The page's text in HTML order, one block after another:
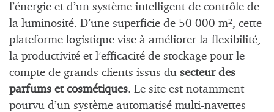
l’énergie et d’un système intelligent de contrôle de
la luminosité. D’une superficie de 50 000 m², cette
plateforme logistique vise à améliorer la flexibilité,
la productivité et l’efficacité de stockage pour le
compte de grands clients issus du secteur des
parfums et cosmétiques. Le site est notamment
pourvu d’un système automatisé multi-navettes